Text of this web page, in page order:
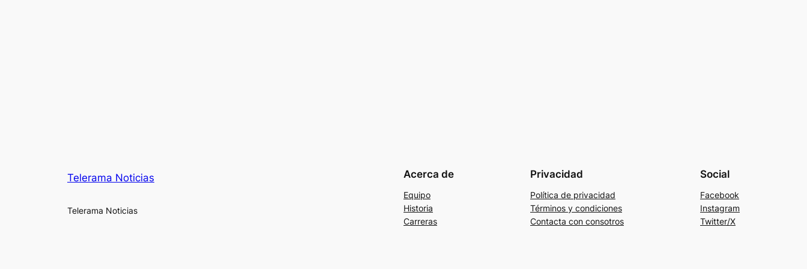
Telerama Noticias
Telerama Noticias
Acerca de
Equipo
Historia
Carreras
Privacidad
Política de privacidad
Términos y condiciones
Contacta con consotros
Social
Facebook
Instagram
Twitter/X